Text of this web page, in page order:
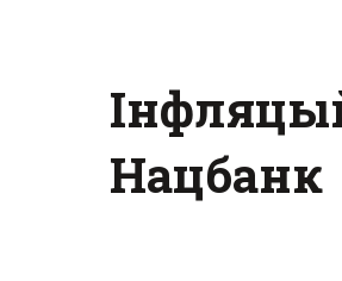
Нацбанк